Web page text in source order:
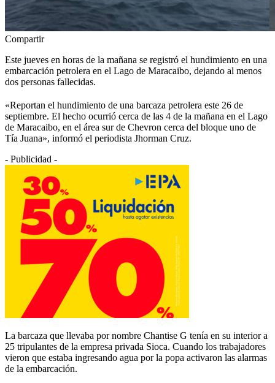
Compartir
Este jueves en horas de la mañana se registró el hundimiento en una
embarcación petrolera en el Lago de Maracaibo, dejando al menos
dos personas fallecidas.
«Reportan el hundimiento de una barcaza petrolera este 26 de
septiembre. El hecho ocurrió cerca de las 4 de la mañana en el Lago
de Maracaibo, en el área sur de Chevron cerca del bloque uno de
Tía Juana», informó el periodista Jhorman Cruz.
- Publicidad -
La barcaza que llevaba por nombre Chantise G tenía en su interior a
25 tripulantes de la empresa privada Sioca. Cuando los trabajadores
vieron que estaba ingresando agua por la popa activaron las alarmas
de la embarcación.